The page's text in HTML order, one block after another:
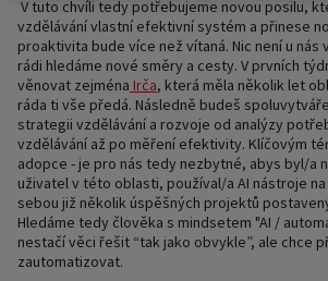
V tuto chvíli tedy potřebujeme novou posilu,
vzdělávání vlastní efektivní systém a přinese
proaktivita bude více než vítaná. Nic není u nás
rádi hledáme nové směry a cesty. V prvních
věnovat zejména Irča, která měla několik let
ráda ti vše předá. Následně budeš
strategii vzdělávání a rozvoje od analýzy
vzdělávání až po měření efektivity. Klíčovým
adopce - je pro nás tedy nezbytné, abys byl/a
uživatel v této oblasti, používal/a AI nástroje
sebou již několik úspěšných projektů
Hledáme tedy člověka s mindsetem "AI /
nestačí věci řešit “tak jako obvykle”, ale chce
zautomatizovat.